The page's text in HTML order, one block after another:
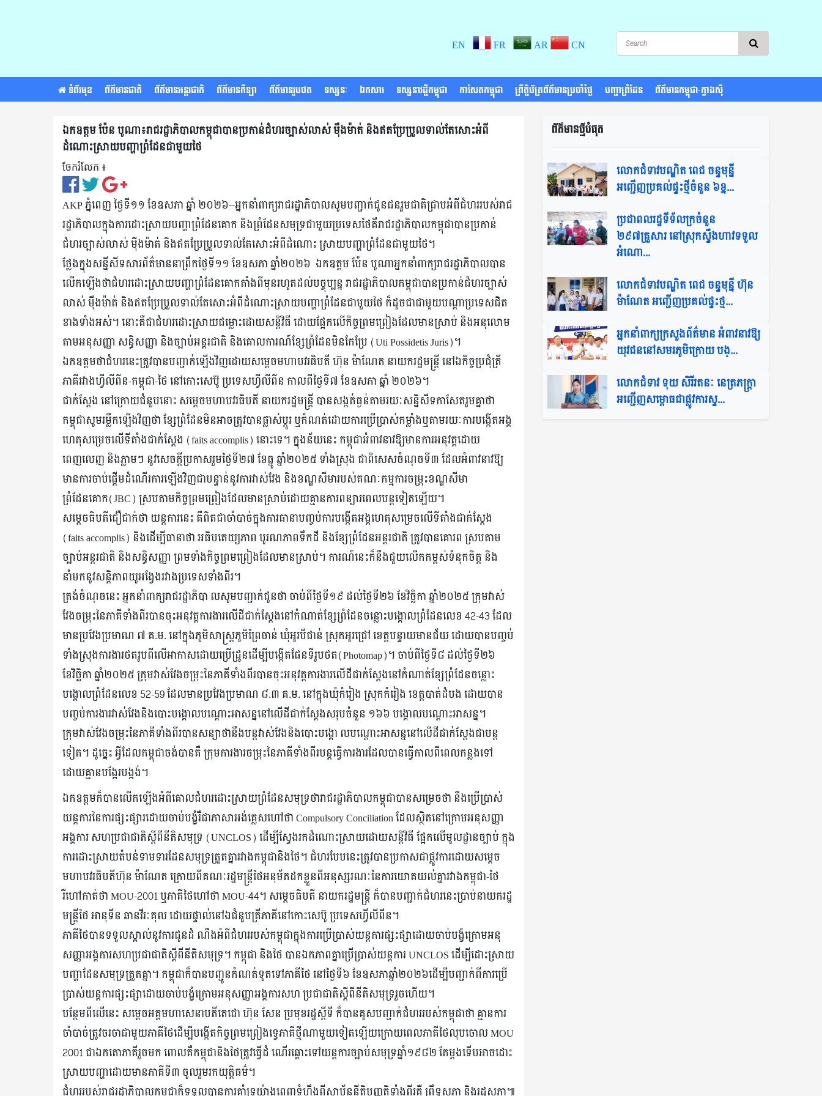
EN FR AR CN
ទំព័រមុខ ព័ត៌មានជាតិ ព័ត៌មានអន្តរជាតិ ព័ត៌មានកីឡា ព័ត៌មានរូបថត ទស្សនៈ ឯកសារ ទស្សនាវដ្តីកម្ពុជា កាសែតកម្ពុជា ព្រឹត្តិប័ត្រព័ត៌មានប្រចាំថ្ងៃ បញ្ហាព្រំដែន ព័ត៌មានកម្ពុជា-ក្វាងស៊ី
ឯកឧត្តម ប៉ែន បូណា៖រាជរដ្ឋាភិបាលកម្ពុជាបានប្រកាន់ជំហរច្បាស់លាស់ ម៉ឺងម៉ាត់ និងឥតប្រែប្រួលទាល់តែសោះអំពី
ដំណោះស្រាយបញ្ហាព្រំដែនជាមួយថៃ
ចែករំលែក ៖​
AKP ភ្នំពេញ ថ្ងៃទី១១ ខែឧសភា ឆ្នាំ ២០២៦--អ្នកនាំពាក្យរាជរដ្ឋាភិបាលសូមបញ្ជាក់ជូនជនរួមជាតិជ្រាបអំពីជំហររបស់រាជ
រដ្ឋាភិបាលក្នុងការដោះស្រាយបញ្ហាព្រំដែនគោក និងព្រំដែនសមុទ្រជាមួយប្រទេសថៃគឺរាជរដ្ឋាភិបាលកម្ពុជាបានប្រកាន់
ជំហរច្បាស់លាស់ ម៉ឺងម៉ាត់ និងឥតប្រែប្រួលទាល់តែសោះអំពីដំណោះ ស្រាយបញ្ហាព្រំដែនជាមួយថៃ។
ថ្លែងក្នុងសន្នីសីទសារព័ត៌មាននាព្រឹកថ្ងៃទី១១ ខែឧសភា ឆ្នាំ២០២៦ ឯកឧត្តម ប៉ែន បូណាអ្នកនាំពាក្យរាជរដ្ឋាភិបាលបាន
លើកឡើងថាជំហរដោះស្រាយបញ្ហាព្រំដែនគោកតាំងពីមុនរហូតដល់បច្ចុប្បន្ន រាជរដ្ឋាភិបាលកម្ពុជាបានប្រកាន់ជំហរច្បាស់
លាស់ ម៉ឺងម៉ាត់ និងឥតប្រែប្រួលទាល់តែសោះអំពីដំណោះស្រាយបញ្ហាព្រំដែនជាមួយថៃ ក៏ដូចជាជាមួយបណ្តាប្រទេសជិត
ខាងទាំងអស់។ នោះគឺជាជំហរដោះស្រាយជម្លោះដោយសន្តិវិធី ដោយផ្អែកលើកិច្ចព្រមព្រៀងដែលមានស្រាប់ និងអនុលោម
តាមអនុសញ្ញា សន្ធិសញ្ញា និងច្បាប់អន្តរជាតិ និងគោលការណ៍ខ្សែព្រំដែនមិនកែប្រែ (Uti Possidetis Juris)។
ឯកឧត្តមថាជំហរនេះត្រូវបានបញ្ជាក់ឡើងវិញដោយសម្តេចមហាបវរធិបតី ហ៊ុន ម៉ាណែត នាយករដ្ឋមន្ត្រី នៅឯកិច្ចប្រជុំត្រី
ភាគីរវាងហ្វីលីពីន-កម្ពុជា-ថៃ នៅកោះសេប៊ូ ប្រទេសហ្វីលីពីន កាលពីថ្ងៃទី៧ ខែឧសភា ឆ្នាំ ២០២៦។
ជាក់ស្តែង នៅក្រោយជំនួបនោះ សម្តេចមហាបវរធិបតី នាយករដ្ឋមន្ត្រី បានសង្កត់ធ្ងន់តាមរយៈសន្និសីទកាសែតរួមគ្នាថា
កម្ពុជាសូមរម្លឹកឡើងវិញថា ខ្សែព្រំដែនមិនអាចត្រូវបានផ្លាស់ប្ដូរ ឬកំណត់ដោយការប្រើប្រាស់កម្លាំងឬតាមរយៈការបង្កើតអង្គ
ហេតុសម្រេចលើទីតាំងជាក់ស្ដែង (faits accomplis) នោះទេ។ ក្នុងន័យនេះ កម្ពុជាអំពាវនាវឱ្យមានការអនុវត្ដដោយ
ពេញលេញ និងភ្លាមៗ នូវសេចក្ដីប្រកាសរួមថ្ងៃទី២៧ ខែធ្នូ ឆ្នាំ២០២៥ ទាំងស្រុង ជាពិសេសចំណុចទី៣ ដែលអំពាវនាវឱ្យ
មានការចាប់ផ្ដើមដំណើរការឡើងវិញជាបន្ទាន់នូវការវាស់វែង និងខណ្ឌសីមារបស់គណៈកម្មការចម្រុះខណ្ឌសីមា
ព្រំដែនគោក(JBC) ស្របតាមកិច្ចព្រមព្រៀងដែលមានស្រាប់ដោយគ្មានការពន្យារពេលបន្តទៀតឡើយ។
សម្តេចធិបតីជឿជាក់ថា យន្តការនេះ គឺពិតជាចាំបាច់ក្នុងការធានាបញ្ចប់ការបង្កើតអង្គហេតុសម្រេចលើទីតាំងជាក់ស្តែង
(faits accomplis) និងដើម្បីធានាថា អធិបតេយ្យភាព បូរណភាពទឹកដី និងខ្សែព្រំដែនអន្តរជាតិ ត្រូវបានគោរព ស្របតាម
ច្បាប់អន្តរជាតិ និងសន្ធិសញ្ញា ព្រមទាំងកិច្ចព្រមព្រៀងដែលមានស្រាប់។ ការណ៍នេះក៏នឹងជួយលើកកម្ពស់ទំនុកចិត្ត និង
នាំមកនូវសន្តិភាពយូអង្វែងរវាងប្រទេសទាំងពីរ។
ត្រង់ចំណុចនេះ អ្នកនាំពាក្យរាជរដ្ឋាភិបា លសូមបញ្ជាក់ជូនថា ចាប់ពីថ្ងៃទី១៩ ដល់ថ្ងៃទី២៦ ខែវិច្ឆិកា ឆ្នាំ២០២៥ ក្រុមវាស់
វែងចម្រុះនៃភាគីទាំងពីរបានចុះអនុវត្តការងារលើដីជាក់ស្តែងនៅកំណាត់ខ្សែព្រំដែនចន្លោះបង្គោលព្រំដែនលេខ 42-43 ដែល
មានប្រវែងប្រមាណ ៧ គ.ម. នៅក្នុងភូមិសាស្ត្រភូមិព្រៃចាន់ ឃុំអូរបីជាន់ ស្រុកអូរជ្រៅ ខេត្តបន្ទាយមានជ័យ ដោយបានបញ្ចប់
ទាំងស្រុងការងារថតរូបពីលើអាកាសដោយប្រើដ្រូនដើម្បីបង្កើតផែនទីរូបថត(Photomap)។ ចាប់ពីថ្ងៃទី៨ ដល់ថ្ងៃទី២៦
ខែវិច្ឆិកា ឆ្នាំ២០២៥ ក្រុមវាស់វែងចម្រុះនៃភាគីទាំងពីរបានចុះអនុវត្តការងារលើដីជាក់ស្តែងនៅកំណាត់ខ្សែព្រំដែនចន្លោះ
បង្គោលព្រំដែនលេខ 52-59 ដែលមានប្រវែងប្រមាណ ៨.៣ គ.ម. នៅក្នុងឃុំកំរៀង ស្រុកកំរៀង ខេត្តបាត់ដំបង ដោយបាន
បញ្ចប់ការងារវាស់វែងនិងបោះបង្គោលបណ្តោះអាសន្ននៅលើដីជាក់ស្តែងសរុបចំនួន ១៦៦ បង្គោលបណ្តោះអាសន្ន។
ក្រុមវាស់វែងចម្រុះនៃភាគីទាំងពីរបានសន្យាថានឹងបន្តវាស់វែងនិងបោះបង្គោ លបណ្តោះអាសន្ននៅលើដីជាក់ស្តែងជាបន្ត
ទៀត។ ដូច្នេះ អ្វីដែលកម្ពុជាចង់បានគឺ ក្រុមការងារចម្រុះនៃភាគីទាំងពីរបន្តធ្វើការងារដែលបានធ្វើកាលពីពេលកន្លងទៅ
ដោយគ្មានបង្អែរបង្អង់។
ឯកឧត្តមក៏បានលើកឡើងអំពីគោលជំហរដោះស្រាយព្រំដែនសមុទ្រថារាជរដ្ឋាភិបាលកម្ពុជាបានសម្រេចថា នឹងប្រើប្រាស់
យន្តការនៃការផ្សះផ្សារដោយចាប់បង្ខំរឺជាភាសាអង់គ្លេសហៅថា Compulsory Conciliation ដែលស្ថិតនៅក្រោមអនុសញ្ញា
អង្គការ សហប្រជាជាតិស្តីពីនីតិសមុទ្រ (UNCLOS) ដើម្បីស្វែងរកដំណោះស្រាយដោយសន្តិវិធី ផ្អែកលើមូលដ្ឋានច្បាប់ ក្នុង
ការដោះស្រាយតំបន់ទាមទារដែនសមុទ្រត្រួតគ្នារវាងកម្ពុជានិងថៃ។ ជំហរបែបនេះត្រូវបានប្រកាសជាផ្លូវការដោយសម្តេច
មហាបវរធិបតីហ៊ុន ម៉ាណែត ក្រោយពីគណៈរដ្ឋមន្ត្រីថៃអនុម័តដកខ្លួនពីអនុស្សរណៈនៃការយោគយល់គ្នារវាងកម្ពុជា-ថៃ
រឺហៅកាត់ថា MOU-2001 ឬភាគីថៃហៅថា MOU-44។ សម្តេចធិបតី នាយករដ្ឋមន្ត្រី ក៏បានបញ្ជាក់ជំហរនេះប្រាប់នាយករដ្ឋ
មន្ត្រីថៃ អានុទីន ឆានវីរៈគុល ដោយផ្ទាល់នៅឯជំនួបត្រីភាគីនៅកោះសេប៊ូ ប្រទេសហ្វីលីពីន។
ភាគីថៃបានទទួលស្គាល់នូវការជូនដំ ណឹងអំពីជំហររបស់កម្ពុជាក្នុងការប្រើប្រាស់យន្តការផ្សះផ្សាដោយចាប់បង្ខំក្រោមអនុ
សញ្ញាអង្គការសហប្រជាជាតិស្តីពីនីតិសមុទ្រ។ កម្ពុជា និងថៃ បានឯកភាពគ្នាប្រើប្រាស់យន្តការ UNCLOS ដើម្បីដោះស្រាយ
បញ្ហាដែនសមុទ្រត្រួតគ្នា។ កម្ពុជាក៏បានបញ្ជូនកំណត់ទូតទៅភាគីថៃ នៅថ្ងៃទី៦ ខែឧសភាឆ្នាំ២០២៦ដើម្បីបញ្ជាក់ពីការប្រើ
ប្រាស់យន្តការផ្សះផ្សាដោយចាប់បង្ខំក្រោមអនុសញ្ញាអង្គការសហ ប្រជាជាតិស្តីពីនីតិសមុទ្ររួចហើយ។
បន្ថែមពីលើនេះ សម្តេចអគ្គមហាសេនាបតីតេជោ ហ៊ុន សែន ប្រមុខរដ្ឋស្តីទី ក៏បានគូសបញ្ជាក់ជំហររបស់កម្ពុជាថា គ្មានការ
ចាំបាច់ត្រូវចរចាជាមួយភាគីថៃដើម្បីបង្កើតកិច្ចព្រមព្រៀងទ្វេភាគីថ្មីណាមួយទៀតឡើយក្រោយពេលភាគីថៃលុបចោល MOU
2001 ជាឯកតោភាគីរួចមក ពោលគឺកម្ពុជានិងថៃត្រូវធ្វើដំ ណើរឆ្ពោះទៅយន្តការច្បាប់សមុទ្រឆ្នាំ១៩៨២ តែម្តងទើបអាចដោះ
ស្រាយបញ្ហាដោយមានភាគីទី៣ ចូលរួមរកយុត្តិធម៌។
ជំហររបស់រាជរដ្ឋាភិបាលកម្ពុជាក៏ទទួលបានការគាំទ្រយ៉ាងពេញទំហឹងពីស្ថាប័ននីតិបញ្ញត្តិទាំងពីរគឺ ព្រឹទ្ធសភា និងរដ្ឋសភា៕
ព័ត៌មានថ្មីបំផុត​
លោកជំទាវបណ្ឌិត ពេជ ចន្ទមុន្នី
អញ្ជើញប្រគល់ផ្ទះថ្មីចំនួន ៦ខ្ន...
ប្រជាពលរដ្ឋទីទ័លក្រចំនួន
២៩៧គ្រួសារ នៅស្រុកស្ទឹងហាវទទួល
អំណោ...
លោកជំទាវបណ្ឌិត ពេជ ចន្ទមុន្នី ហ៊ុន
ម៉ាណែត អញ្ជើញប្រគល់ផ្ទះថ្ម...
អ្នកនាំពាក្យក្រសួងព័ត៌មាន អំពាវនាវឱ្យ
យុវជននៅសមរភូមិក្រោយ បង្...
លោកជំទាវ ទុយ សិរីរតនៈ នេត្រភក្ត្រា
អញ្ជើញសម្ពោធជាផ្លូវការស្ទ...